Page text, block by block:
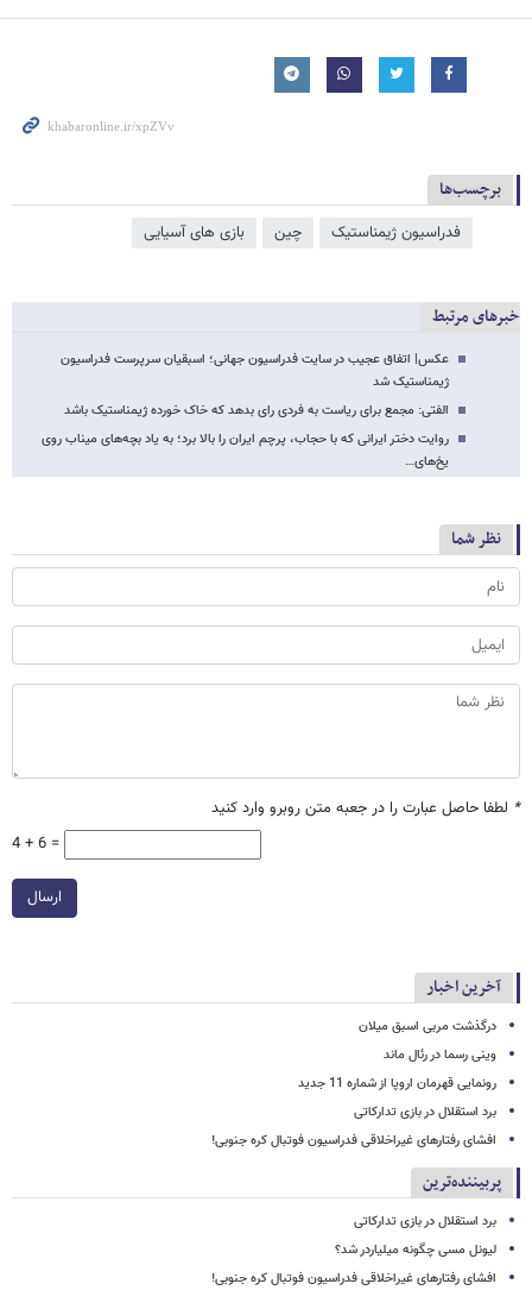
برچسب‌ها
فدراسیون ژیمناستیک چین بازی های آسیایی
خبرهای مرتبط
عکس| اتفاق عجیب در سایت فدراسیون جهانی؛ اسبقیان سرپرست فدراسیون
ژیمناستیک شد
الفتی: مجمع برای ریاست به فردی رای بدهد که خاک خورده ژیمناستیک باشد
روایت دختر ایرانی که با حجاب، پرچم ایران را بالا برد؛ به یاد بچه‌های میناب روی
یخ‌های…
نظر شما
* لطفا حاصل عبارت را در جعبه متن روبرو وارد کنید
4 + 6 =
ارسال
آخرین اخبار
درگذشت مربی اسبق میلان
وینی رسما در رئال ماند
رونمایی قهرمان اروپا از شماره 11 جدید
برد استقلال در بازی تدارکاتی
افشای رفتارهای غیراخلاقی فدراسیون فوتبال کره جنوبی!
پربیننده‌ترین
برد استقلال در بازی تدارکاتی
لیونل مسی چگونه میلیاردر شد؟
افشای رفتارهای غیراخلاقی فدراسیون فوتبال کره جنوبی!